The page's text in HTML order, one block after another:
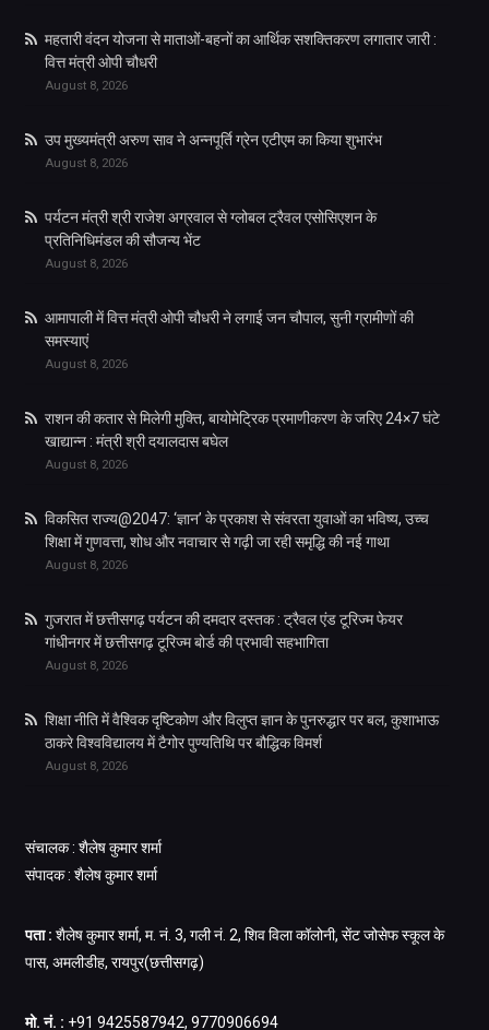
महतारी वंदन योजना से माताओं-बहनों का आर्थिक सशक्तिकरण लगातार जारी :
वित्त मंत्री ओपी चौधरी
August 8, 2026
उप मुख्यमंत्री अरुण साव ने अन्नपूर्ति ग्रेन एटीएम का किया शुभारंभ
August 8, 2026
पर्यटन मंत्री श्री राजेश अग्रवाल से ग्लोबल ट्रैवल एसोसिएशन के
प्रतिनिधिमंडल की सौजन्य भेंट
August 8, 2026
आमापाली में वित्त मंत्री ओपी चौधरी ने लगाई जन चौपाल, सुनी ग्रामीणों की
समस्याएं
August 8, 2026
राशन की कतार से मिलेगी मुक्ति, बायोमेट्रिक प्रमाणीकरण के जरिए 24×7 घंटे
खाद्यान्न : मंत्री श्री दयालदास बघेल
August 8, 2026
विकसित राज्य@2047: ‘ज्ञान’ के प्रकाश से संवरता युवाओं का भविष्य, उच्च
शिक्षा में गुणवत्ता, शोध और नवाचार से गढ़ी जा रही समृद्धि की नई गाथा
August 8, 2026
गुजरात में छत्तीसगढ़ पर्यटन की दमदार दस्तक : ट्रैवल एंड टूरिज्म फेयर
गांधीनगर में छत्तीसगढ़ टूरिज्म बोर्ड की प्रभावी सहभागिता
August 8, 2026
शिक्षा नीति में वैश्विक दृष्टिकोण और विलुप्त ज्ञान के पुनरुद्धार पर बल, कुशाभाऊ
ठाकरे विश्वविद्यालय में टैगोर पुण्यतिथि पर बौद्धिक विमर्श
August 8, 2026
संचालक : शैलेष कुमार शर्मा
संपादक : शैलेष कुमार शर्मा
पता : शैलेष कुमार शर्मा, म. नं. 3, गली नं. 2, शिव विला कॉलोनी, सेंट जोसेफ स्कूल के
पास, अमलीडीह, रायपुर(छत्तीसगढ़)
मो. नं. : +91 9425587942, 9770906694